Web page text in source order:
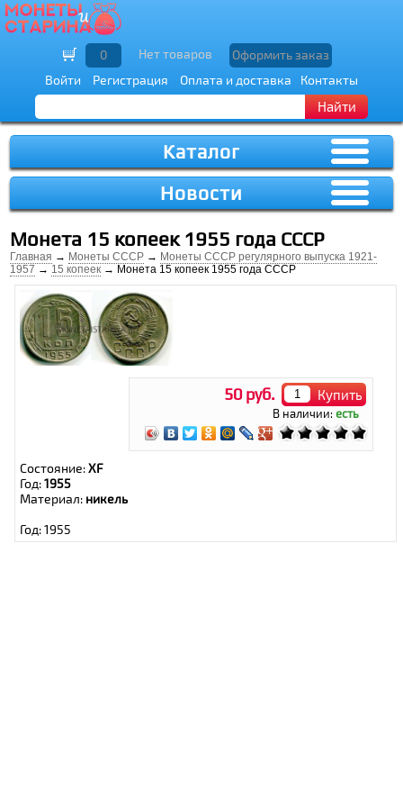
Войти Регистрация Оплата и доставка Контакты
Найти
0 Нет товаров Оформить заказ
Каталог
Новости
Монета 15 копеек 1955 года СССР
Главная → Монеты СССР → Монеты СССР регулярного выпуска 1921-
1957 → 15 копеек → Монета 15 копеек 1955 года СССР
50 руб. Купить
В наличии:есть
Состояние:XF
Год:1955
Материал: никель
Год: 1955